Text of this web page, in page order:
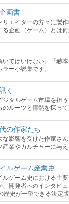
画書
リエイターの方々に製
る企画（ゲーム）とは何
いてはいけない。『赫
ー小説集です。
く
ジタルゲーム市場を担
のルーツと情熱を探って
の作家たち
な影響を受けた作家さ
産業やカルチャーに与え
ルゲーム産業史
ルゲーム史における主
、開発者へのインタビ
歴史が一望できる決定版